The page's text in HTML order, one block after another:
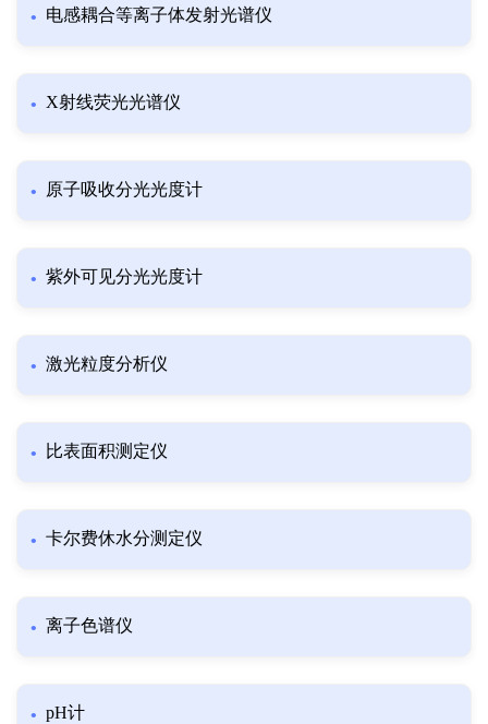
电感耦合等离子体发射光谱仪
X射线荧光光谱仪
原子吸收分光光度计
紫外可见分光光度计
激光粒度分析仪
比表面积测定仪
卡尔费休水分测定仪
离子色谱仪
pH计